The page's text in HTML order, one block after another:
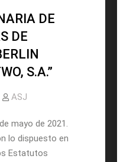
DE
DE
S.A.”
ASJ
mayo de 2021.
lo dispuesto en
Estatutos